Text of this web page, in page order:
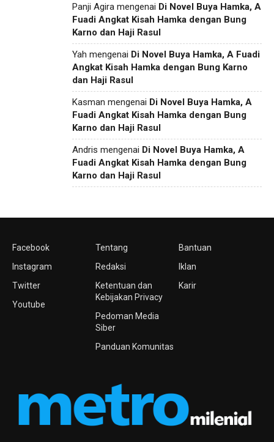
Panji Agira mengenai Di Novel Buya Hamka, A
Fuadi Angkat Kisah Hamka dengan Bung
Karno dan Haji Rasul
Yah mengenai Di Novel Buya Hamka, A Fuadi
Angkat Kisah Hamka dengan Bung Karno
dan Haji Rasul
Kasman mengenai Di Novel Buya Hamka, A
Fuadi Angkat Kisah Hamka dengan Bung
Karno dan Haji Rasul
Andris mengenai Di Novel Buya Hamka, A
Fuadi Angkat Kisah Hamka dengan Bung
Karno dan Haji Rasul
Facebook
Instagram
Twitter
Youtube
Tentang
Redaksi
Ketentuan dan
Kebijakan Privacy
Pedoman Media
Siber
Panduan Komunitas
Bantuan
Iklan
Karir